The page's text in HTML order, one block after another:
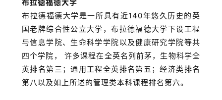
布拉德福德大学
布拉德福德大学是一所具有近140年悠久历史的英
国老牌综合性公立大学，布拉德福德大学下设工程
与信息学院、生命科学学院以及健康研究学院等共
四个学院， 许多课程在全英名列前茅，生物科学全
英排名第三；通用工程全英排名第五；经济类排名
第八以及如上所述的管理类本科课程排名第六。